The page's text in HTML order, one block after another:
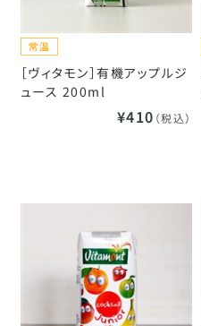
［ヴィタモン］有機アップルジ
ュース 200ml
¥410 （税込）